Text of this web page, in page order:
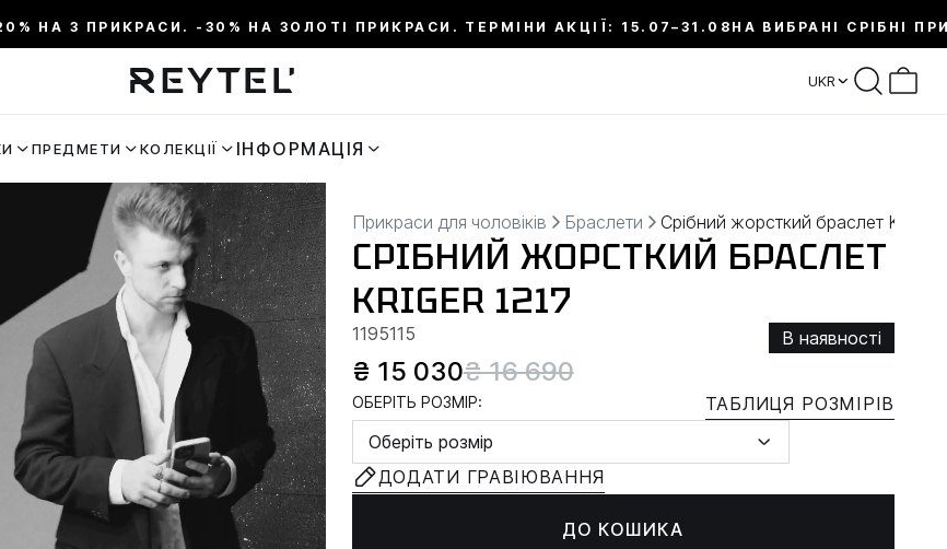
НА 3 ПРИКРАСИ. -30% НА ЗОЛОТІ ПРИКРАСИ. ТЕРМІНИ АКЦІЇ: 15.07–31.08 НА ВИБРАНІ СРІБНІ
UKR
ПРЕДМЕТИ КОЛЕКЦІЇ ІНФОРМАЦІЯ
Прикраси для чоловіків Браслети Срібний жорсткий браслет
СРІБНИЙ ЖОРСТКИЙ БРАСЛЕТ
KRIGER 1217
1195115 В наявності
₴ 15 030₴ 16 690
ОБЕРІТЬ РОЗМІР:
ТАБЛИЦЯ РОЗМІРІВ
Оберіть розмір
ДОДАТИ ГРАВІЮВАННЯ
ДО КОШИКА